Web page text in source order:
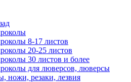
8-17 листов
20-25 листов
30 листов и более
для люверсов, люверсы
ножи, резаки, лезвия